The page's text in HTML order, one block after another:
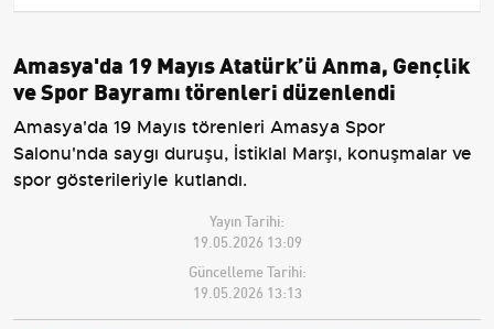
Amasya'da 19 Mayıs Atatürk’ü Anma, Gençlik
ve Spor Bayramı törenleri düzenlendi
Amasya'da 19 Mayıs törenleri Amasya Spor
Salonu'nda saygı duruşu, İstiklal Marşı, konuşmalar ve
spor gösterileriyle kutlandı.
Yayın Tarihi:
19.05.2026 13:09
Güncelleme Tarihi:
19.05.2026 13:13